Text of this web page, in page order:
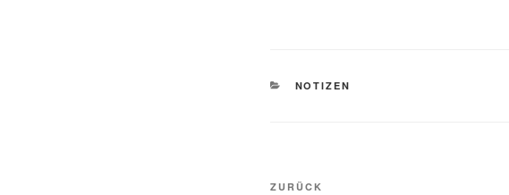
KATEGORIEN
NOTIZEN
Beitragsnavigation
Vorheriger
ZURÜCK